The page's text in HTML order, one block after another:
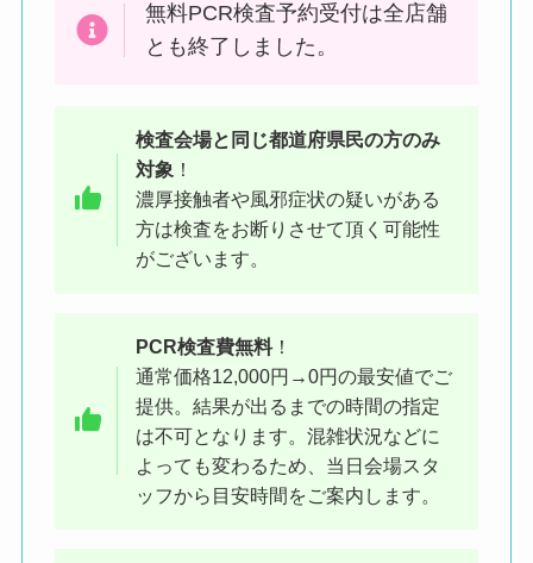
ケバブ屋と同じ建物の、隣にある
のが検査会場です
無料PCR検査予約受付は全店舗
とも終了しました。
検査会場と同じ都道府県民の方のみ
対象 ！
濃厚接触者や風邪症状の疑いがある
方は検査をお断りさせて頂く可能性
がございます。
PCR検査費無料！
通常価格12,000円→0円の最安値でご
提供。結果が出るまでの時間の指定
は不可となります。混雑状況などに
よっても変わるため、当日会場スタ
ッフから目安時間をご案内します。